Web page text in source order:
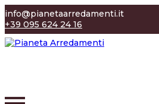
info@pianetaarredamenti.it
+39 095 624 24 16